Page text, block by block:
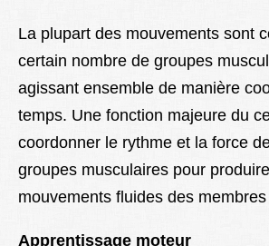
La plupart des mouvements sont
certain nombre de groupes
agissant ensemble de manière
temps. Une fonction majeure du
coordonner le rythme et la force
groupes musculaires pour
mouvements fluides des
Apprentissage moteur